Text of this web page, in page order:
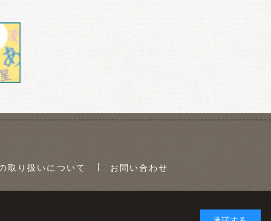
取り扱いについて お問い合わせ